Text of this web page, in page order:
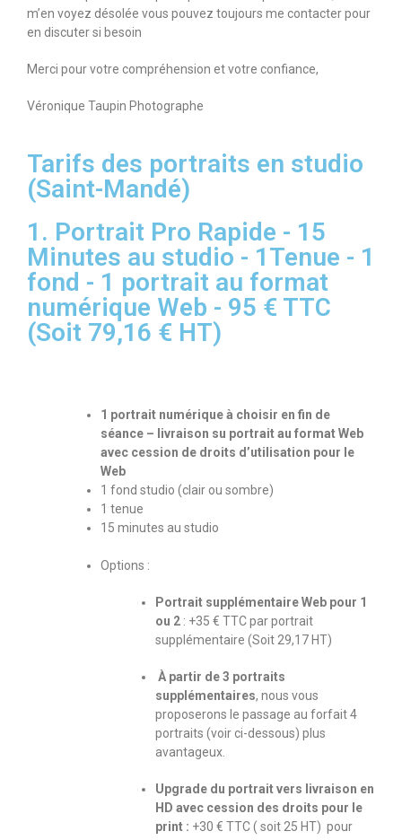
m’en voyez désolée vous pouvez toujours me contacter pour
en discuter si besoin
Merci pour votre compréhension et votre confiance,
Véronique Taupin Photographe
Tarifs des portraits en studio
(Saint-Mandé)
1. Portrait Pro Rapide - 15
Minutes au studio - 1Tenue - 1
fond - 1 portrait au format
numérique Web - 95 € TTC
(Soit 79,16 € HT)
1 portrait numérique à choisir en fin de
séance – livraison su portrait au format Web
avec cession de droits d’utilisation pour le
Web
1 fond studio (clair ou sombre)
1 tenue
15 minutes au studio
Options :
Portrait supplémentaire Web pour 1
ou 2 : +35 € TTC par portrait
supplémentaire (Soit 29,17 HT)
À partir de 3 portraits
supplémentaires, nous vous
proposerons le passage au forfait 4
portraits (voir ci-dessous) plus
avantageux.
Upgrade du portrait vers livraison en
HD avec cession des droits pour le
print : +30 € TTC ( soit 25 HT) pour